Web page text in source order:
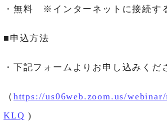
・無料 ※インターネットに接続す
■申込方法
・下記フォームよりお申し込みく
（ https://us06web.zoom.us/
KLQ )